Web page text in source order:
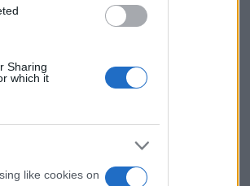
Sharing
which it
like cookies on